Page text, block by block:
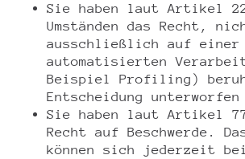
Sie haben laut Artikel 22
Umständen das Recht,
ausschließlich auf einer
automatisierten
Beispiel Profiling)
Entscheidung unterworfen
Sie haben laut Artikel 77
Recht auf Beschwerde.
können sich jederzeit